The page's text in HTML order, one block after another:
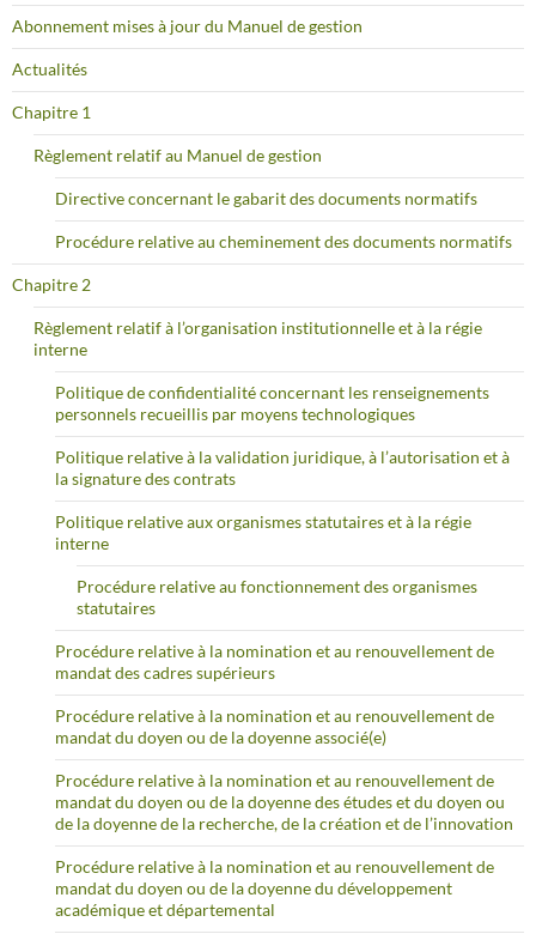
Abonnement mises à jour du Manuel de gestion
Actualités
Chapitre 1
Règlement relatif au Manuel de gestion
Directive concernant le gabarit des documents normatifs
Procédure relative au cheminement des documents normatifs
Chapitre 2
Règlement relatif à l’organisation institutionnelle et à la régie
interne
Politique de confidentialité concernant les renseignements
personnels recueillis par moyens technologiques
Politique relative à la validation juridique, à l’autorisation et à
la signature des contrats
Politique relative aux organismes statutaires et à la régie
interne
Procédure relative au fonctionnement des organismes
statutaires
Procédure relative à la nomination et au renouvellement de
mandat des cadres supérieurs
Procédure relative à la nomination et au renouvellement de
mandat du doyen ou de la doyenne associé(e)
Procédure relative à la nomination et au renouvellement de
mandat du doyen ou de la doyenne des études et du doyen ou
de la doyenne de la recherche, de la création et de l’innovation
Procédure relative à la nomination et au renouvellement de
mandat du doyen ou de la doyenne du développement
académique et départemental